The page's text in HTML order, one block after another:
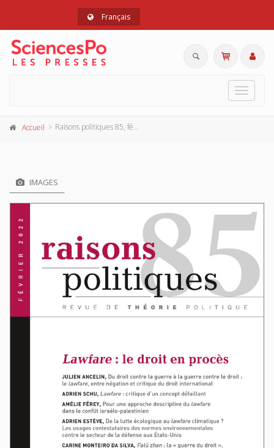
Français
Toggle
Accueil Raisons politiques 85, février 2022
IMAGES